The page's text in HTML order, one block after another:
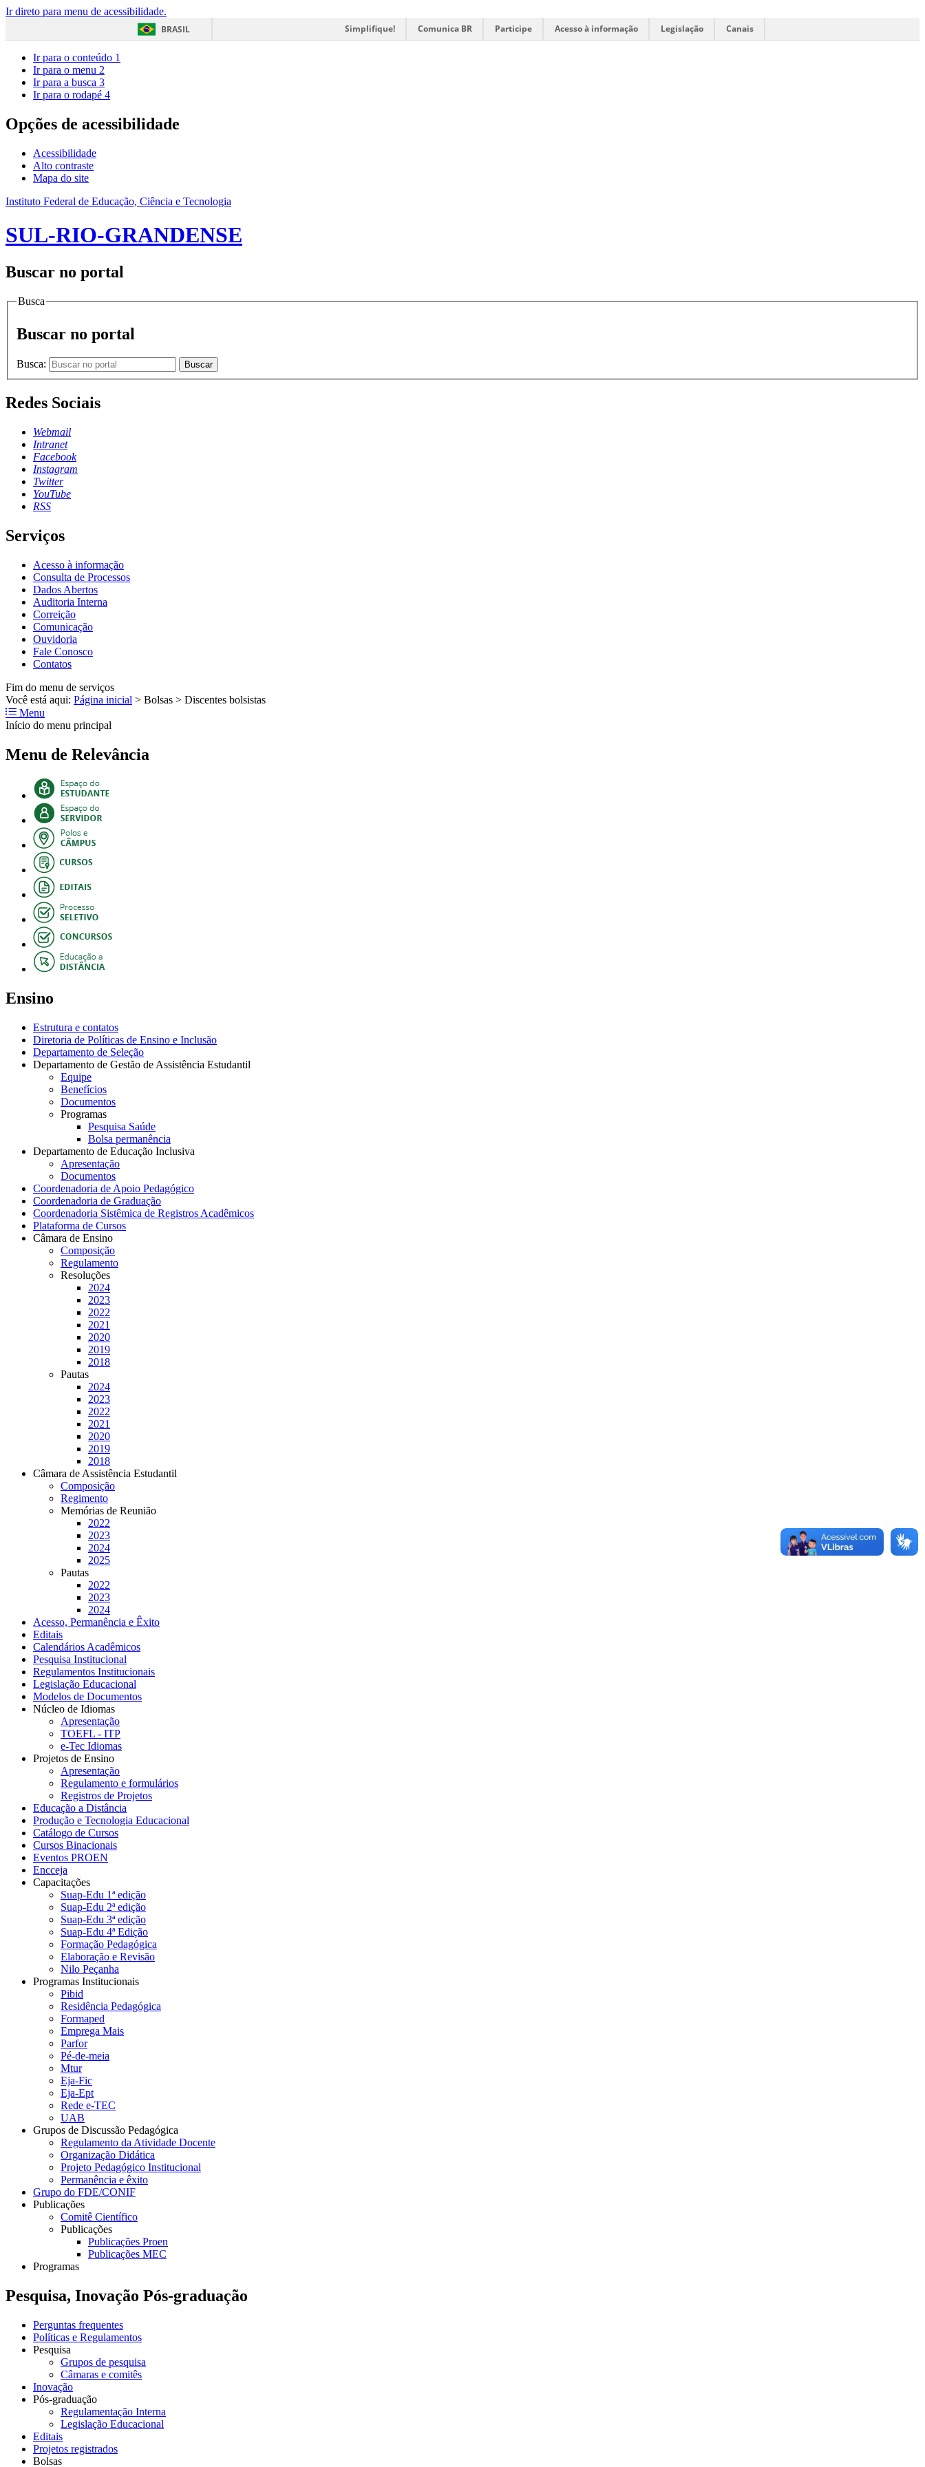
Ir direto para menu de acessibilidade.
BRASIL
Simplifique! Comunica BR Participe Acesso à informação Legislação Canais
Ir para o conteúdo 1
Ir para o menu 2
Ir para a busca 3
Ir para o rodapé 4
Opções de acessibilidade
Acessibilidade
Alto contraste
Mapa do site
Instituto Federal de Educação, Ciência e Tecnologia
SUL-RIO-GRANDENSE
Buscar no portal
Busca
Buscar no portal
Busca: Buscar
Redes Sociais
Webmail
Intranet
Facebook
Instagram
Twitter
YouTube
RSS
Serviços
Acesso à informação
Consulta de Processos
Dados Abertos
Auditoria Interna
Correição
Comunicação
Ouvidoria
Fale Conosco
Contatos
Fim do menu de serviços
Você está aqui: Página inicial > Bolsas > Discentes bolsistas
Menu
Início do menu principal
Menu de Relevância
Ensino
Estrutura e contatos
Diretoria de Políticas de Ensino e Inclusão
Departamento de Seleção
Departamento de Gestão de Assistência Estudantil
Equipe
Benefícios
Documentos
Programas
Pesquisa Saúde
Bolsa permanência
Departamento de Educação Inclusiva
Apresentação
Documentos
Coordenadoria de Apoio Pedagógico
Coordenadoria de Graduação
Coordenadoria Sistêmica de Registros Acadêmicos
Plataforma de Cursos
Câmara de Ensino
Composição
Regulamento
Resoluções
2024
2023
2022
2021
2020
2019
2018
Pautas
2024
2023
2022
2021
2020
2019
2018
Câmara de Assistência Estudantil
Composição
Regimento
Memórias de Reunião
2022
2023
2024
2025
Pautas
2022
2023
2024
Acesso, Permanência e Êxito
Editais
Calendários Acadêmicos
Pesquisa Institucional
Regulamentos Institucionais
Legislação Educacional
Modelos de Documentos
Núcleo de Idiomas
Apresentação
TOEFL - ITP
e-Tec Idiomas
Projetos de Ensino
Apresentação
Regulamento e formulários
Registros de Projetos
Educação a Distância
Produção e Tecnologia Educacional
Catálogo de Cursos
Cursos Binacionais
Eventos PROEN
Encceja
Capacitações
Suap-Edu 1ª edição
Suap-Edu 2ª edição
Suap-Edu 3ª edição
Suap-Edu 4ª Edição
Formação Pedagógica
Elaboração e Revisão
Nilo Peçanha
Programas Institucionais
Pibid
Residência Pedagógica
Formaped
Emprega Mais
Parfor
Pé-de-meia
Mtur
Eja-Fic
Eja-Ept
Rede e-TEC
UAB
Grupos de Discussão Pedagógica
Regulamento da Atividade Docente
Organização Didática
Projeto Pedagógico Institucional
Permanência e êxito
Grupo do FDE/CONIF
Publicações
Comitê Científico
Publicações
Publicações Proen
Publicações MEC
Programas
Pesquisa, Inovação Pós-graduação
Perguntas frequentes
Políticas e Regulamentos
Pesquisa
Grupos de pesquisa
Câmaras e comitês
Inovação
Pós-graduação
Regulamentação Interna
Legislação Educacional
Editais
Projetos registrados
Bolsas